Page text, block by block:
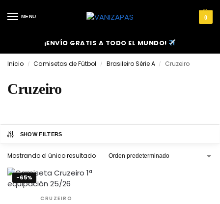
MENU 0
¡ENVÍO GRATIS A TODO EL MUNDO!
Inicio / Camisetas de Fútbol / Brasileiro Série A / Cruzeiro
Cruzeiro
SHOW FILTERS
Mostrando el único resultado
-65%
CRUZEIRO